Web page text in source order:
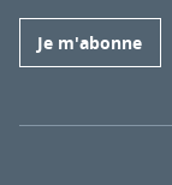
Je m'abonne